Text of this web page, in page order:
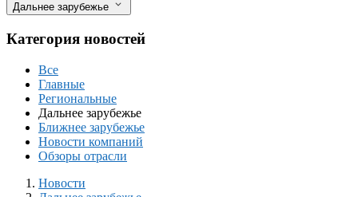
Дальнее зарубежье
Категория новостей
Все
Главные
Региональные
Дальнее зарубежье
Ближнее зарубежье
Новости компаний
Обзоры отрасли
Новости
Разделы
Новости